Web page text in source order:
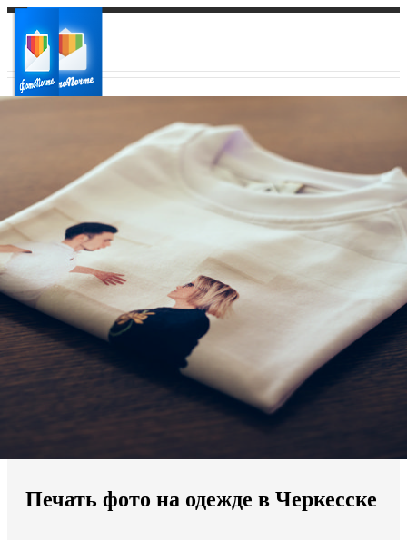
Ваш регион доставки
Выберите из списка:
Мы доставляем по всему миру
Продолжить без города
Печать фото на одежде в Черкесске